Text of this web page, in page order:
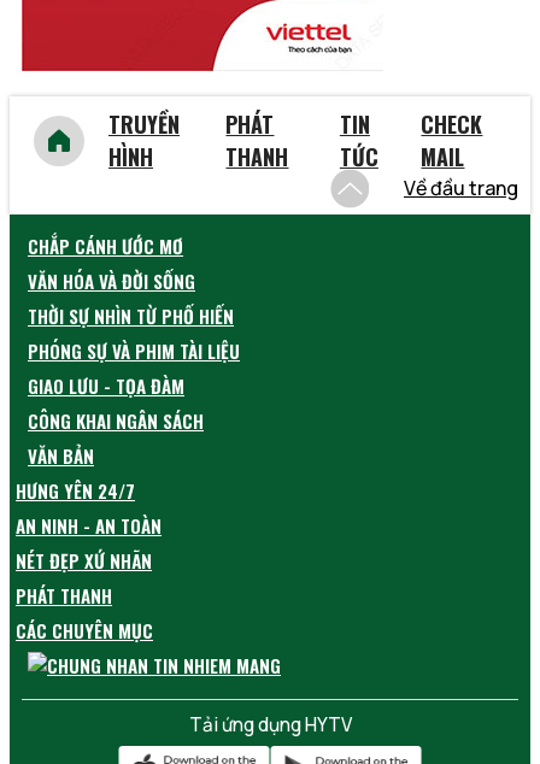
TRUYỀN
HÌNH
PHÁT
THANH
TIN
TỨC
CHECK
MAIL
Về đầu trang
CHẮP CÁNH ƯỚC MƠ
VĂN HÓA VÀ ĐỜI SỐNG
THỜI SỰ NHÌN TỪ PHỐ HIẾN
PHÓNG SỰ VÀ PHIM TÀI LIỆU
GIAO LƯU - TỌA ĐÀM
CÔNG KHAI NGÂN SÁCH
VĂN BẢN
HƯNG YÊN 24/7
AN NINH - AN TOÀN
NÉT ĐẸP XỨ NHÃN
PHÁT THANH
CÁC CHUYÊN MỤC
Tải ứng dụng HYTV